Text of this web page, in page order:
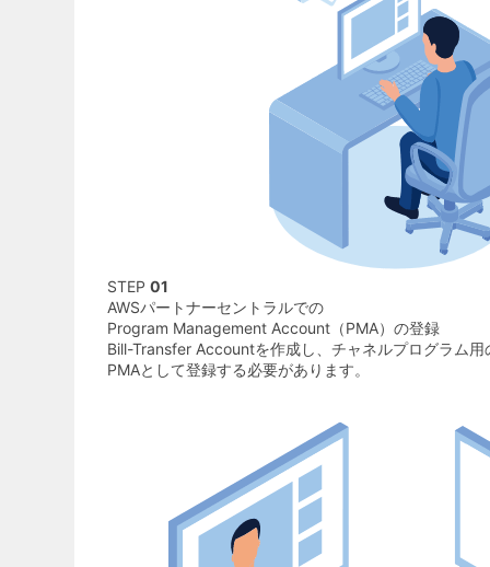
STEP 01
AWSパートナーセントラルでの
Program Management Account（PMA）の登録
Bill-Transfer Accountを作成し、チャネルプログラム用
PMAとして登録する必要があります。